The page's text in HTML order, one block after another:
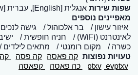
שפות שירות אנגלית [English], עברית [Hebrew]
מאפיינים נוספים
איזור עישון
בר אלכוהול גישה לנכים
לאינטרנט (WiFi)
חניה חופשית
כשרה
מקום רומנטי
מתאים לילדים
טעויות נפוצות קה פאסה קה פסה
ptxv evptxv כה פאסה קפאסה